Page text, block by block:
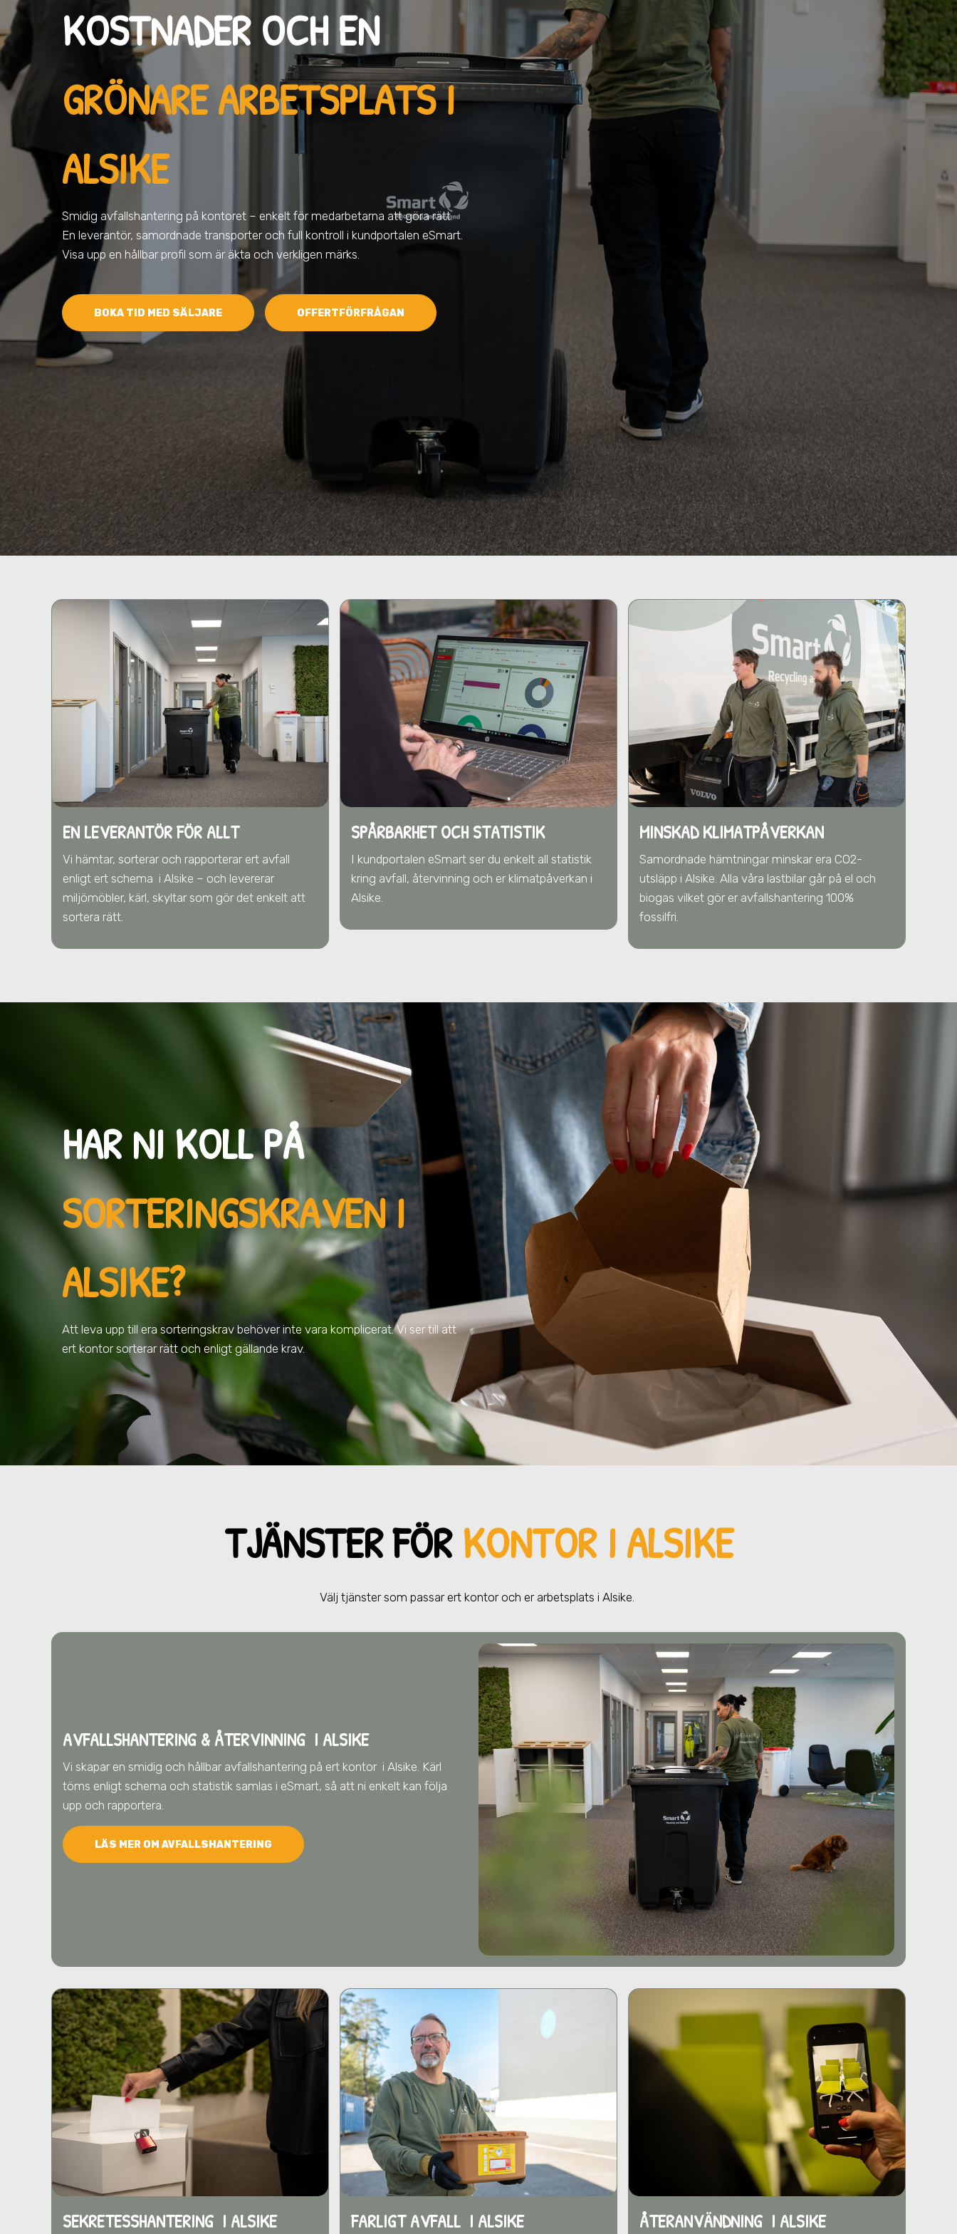
KOSTNADER OCH EN
GRÖNARE ARBETSPLATS I
ALSIKE
Smidig avfallshantering på kontoret – enkelt för medarbetarna att göra rätt.
En leverantör, samordnade transporter och full kontroll i kundportalen eSmart.
Visa upp en hållbar profil som är äkta och verkligen märks.
BOKA TID MED SÄLJARE OFFERTFÖRFRÅGAN
EN LEVERANTÖR FÖR ALLT
Vi hämtar, sorterar och rapporterar ert avfall
enligt ert schema i Alsike – och levererar
miljömöbler, kärl, skyltar som gör det enkelt att
sortera rätt.
SPÅRBARHET OCH STATISTIK
I kundportalen eSmart ser du enkelt all statistik
kring avfall, återvinning och er klimatpåverkan i
Alsike.
MINSKAD KLIMATPÅVERKAN
Samordnade hämtningar minskar era CO2-
utsläpp i Alsike. Alla våra lastbilar går på el och
biogas vilket gör er avfallshantering 100%
fossilfri.
HAR NI KOLL PÅ
SORTERINGSKRAVENI
ALSIKE?
Att leva upp till era sorteringskrav behöver inte vara komplicerat. Vi ser till att
ert kontor sorterar rätt och enligt gällande krav.
TJÄNSTER FÖRKONTOR I ALSIKE
Välj tjänster som passar ert kontor och er arbetsplats i Alsike.
AVFALLSHANTERING & ÅTERVINNING I ALSIKE
Vi skapar en smidig och hållbar avfallshantering på ert kontor i Alsike . Kärl
töms enligt schema och statistik samlas i eSmart, så att ni enkelt kan följa
upp och rapportera.
LÄS MER OM AVFALLSHANTERING
SEKRETESSHANTERING I ALSIKE FARLIGT AVFALL I ALSIKE ÅTERANVÄNDNING I ALSIKE